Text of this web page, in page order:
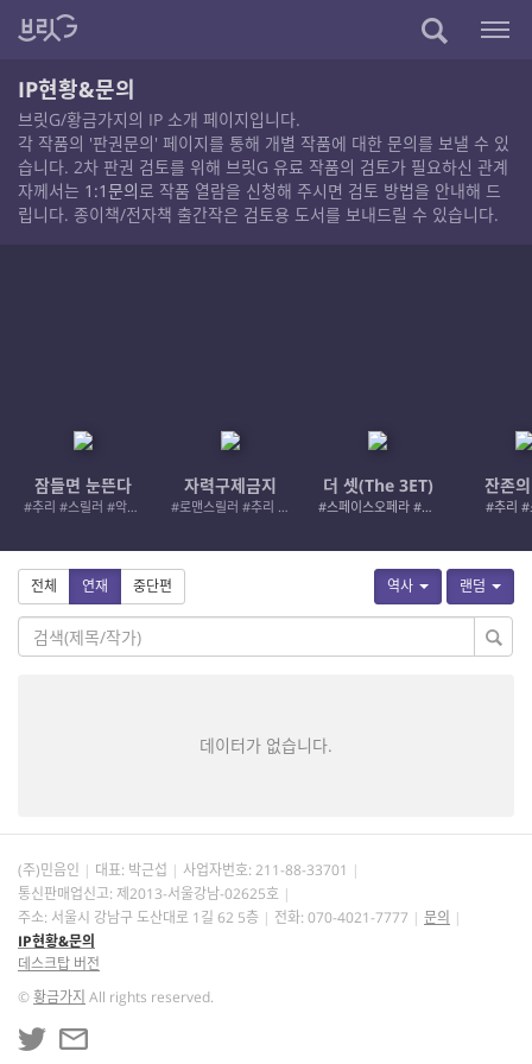
IP현황&문의
브릿G/황금가지의 IP 소개 페이지입니다.
각 작품의 '판권문의' 페이지를 통해 개별 작품에 대한 문의를 보낼 수 있
습니다. 2차 판권 검토를 위해 브릿G 유료 작품의 검토가 필요하신 관계
자께서는 1:1문의로 작품 열람을 신청해 주시면 검토 방법을 안내해 드
립니다. 종이책/전자책 출간작은 검토용 도서를 보내드릴 수 있습니다.
잠들면 눈뜬다
#추리 #스릴러 #악인 #로드레이지
자력구제금지
#로맨스릴러 #추리 #여성서사 #사적제재
더 셋(The 3ET)
#스페이스오페라 #우주활극
잔존
#추리 #
역사 랜덤
전체 연재 중단편
데이터가 없습니다.
(주)민음인 대표: 박근섭 사업자번호: 211-88-33701
통신판매업신고: 제2013-서울강남-02625호
주소: 서울시 강남구 도산대로 1길 62 5층
전화: 070-4021-7777
문의
IP현황&문의
데스크탑 버전
©황금가지 All rights reserved.